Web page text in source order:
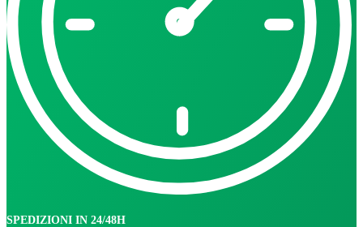
SPEDIZIONI IN 24/48H